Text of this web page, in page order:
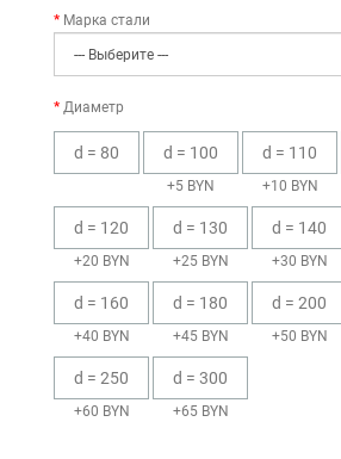
Марка стали
Диаметр
d = 80 d = 100
+5 BYN
d = 110
+10 BYN
d = 120
+20 BYN
d = 130
+25 BYN
d = 140
+30 BYN
d = 160
+40 BYN
d = 180
+45 BYN
d = 200
+50 BYN
d = 250
+60 BYN
d = 300
+65 BYN